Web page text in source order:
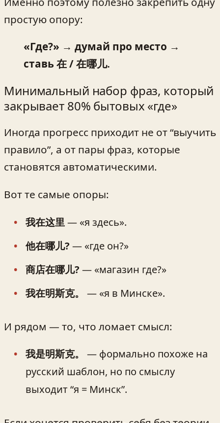
простую опору:
«Где?» → думай про место →
ставь 在 / 在哪儿.
Минимальный набор фраз, который
закрывает 80% бытовых «где»
Иногда прогресс приходит не от “выучить
правило”, а от пары фраз, которые
становятся автоматическими.
Вот те самые опоры:
我在这里— «я здесь».
他在哪儿? — «где он?»
商店在哪儿? — «магазин где?»
我在明斯克。
— «я в Минске».
И рядом — то, что ломает смысл:
我是明斯克。
— формально похоже на
русский шаблон, но по смыслу
выходит “я = Минск”.